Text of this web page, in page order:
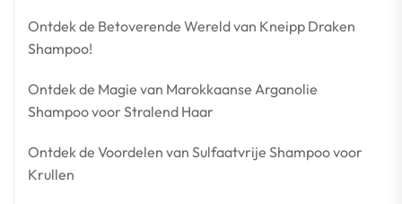
Ontdek de Betoverende Wereld van Kneipp Draken
Shampoo!
Ontdek de Magie van Marokkaanse Arganolie
Shampoo voor Stralend Haar
Ontdek de Voordelen van Sulfaatvrije Shampoo voor
Krullen